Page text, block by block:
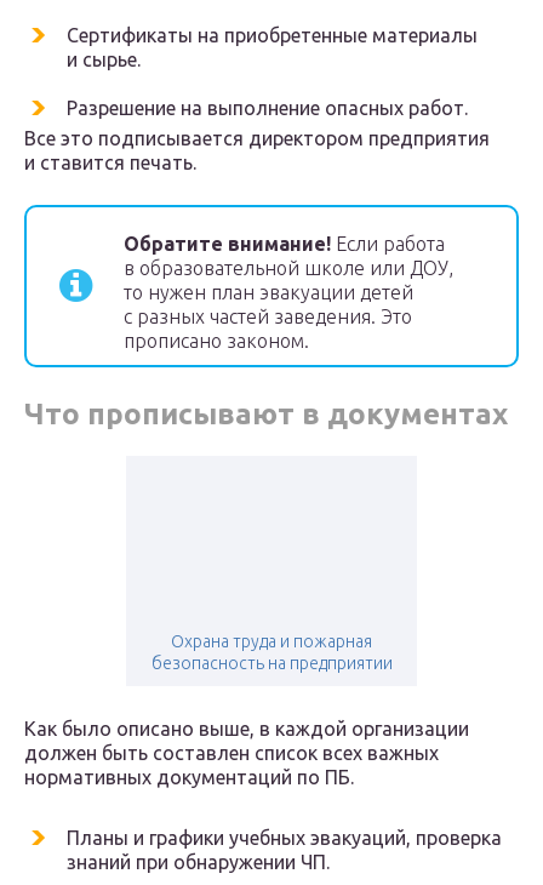
Сертификаты на приобретенные материалы
и сырье.
Разрешение на выполнение опасных работ.
Все это подписывается директором предприятия
и ставится печать.
Обратите внимание! Если работа
в образовательной школе или ДОУ,
то нужен план эвакуации детей
с разных частей заведения. Это
прописано законом.
Что прописывают в документах
Охрана труда и пожарная
безопасность на предприятии
Как было описано выше, в каждой организации
должен быть составлен список всех важных
нормативных документаций по ПБ.
Планы и графики учебных эвакуаций, проверка
знаний при обнаружении ЧП.